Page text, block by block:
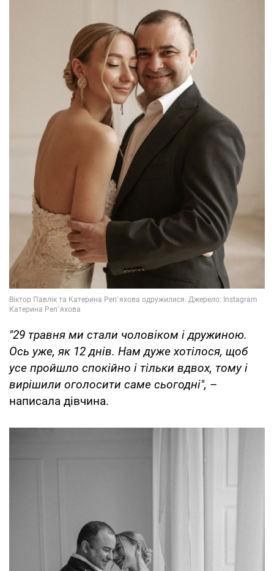
"29 травня ми стали чоловіком і дружиною.
Ось уже, як 12 днів. Нам дуже хотілося, щоб
усе пройшло спокійно і тільки вдвох, тому і
вирішили оголосити саме сьогодні", –
написала дівчина.